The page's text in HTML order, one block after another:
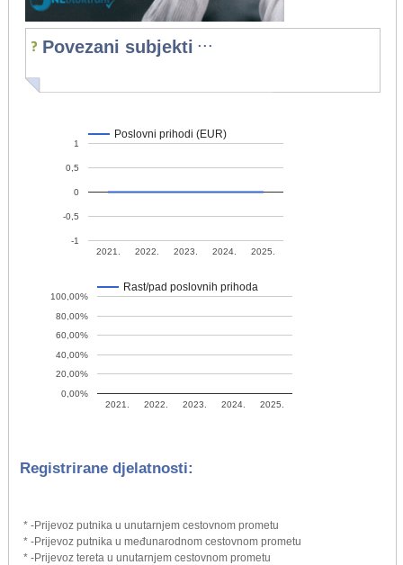
Povezani subjekti ...
Poslovni prihodi (EUR)
2021. 2022. 2023. 2024. 2025.
-1
-0,5
0
0,5
1
Rast/pad poslovnih prihoda
2021. 2022. 2023. 2024. 2025.
0,00%
20,00%
40,00%
60,00%
80,00%
100,00%
Registrirane djelatnosti:
* -Prijevoz putnika u unutarnjem cestovnom prometu
* -Prijevoz putnika u međunarodnom cestovnom prometu
* -Prijevoz tereta u unutarnjem cestovnom prometu